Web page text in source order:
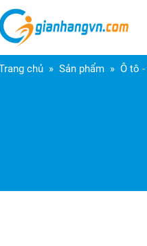
chủ Sản phẩm Ô tô